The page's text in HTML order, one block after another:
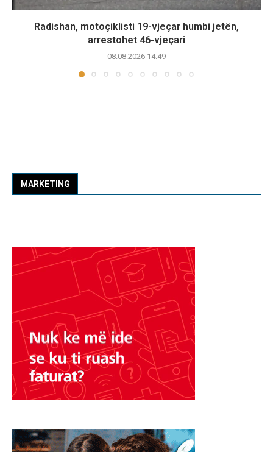
Radishan, motoçiklisti 19-vjeçar humbi jetën,
arrestohet 46-vjeçari
08.08.2026 14:49
MARKETING